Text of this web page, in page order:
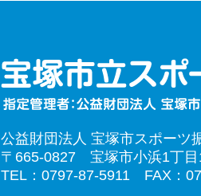
公益財団法人 宝塚市スポーツ
〒665-0827 宝塚市小浜1丁目
TEL：0797-87-5911 FAX：